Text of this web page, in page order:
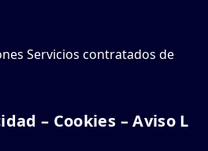
Servicios contratados de
– Cookies – Aviso L